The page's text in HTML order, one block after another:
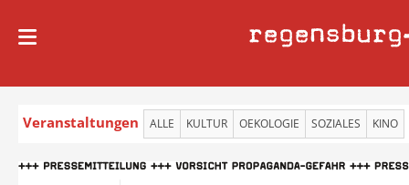
regensburg
Veranstaltungen ALLE KULTUR OEKOLOGIE SOZIALES KINO